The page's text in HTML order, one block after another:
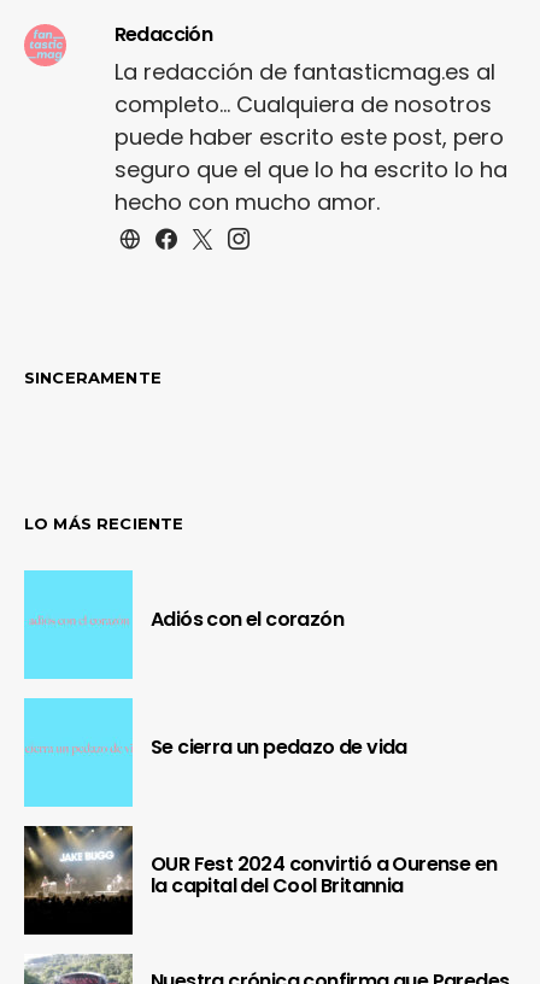
Redacción
La redacción de fantasticmag.es al
completo... Cualquiera de nosotros
puede haber escrito este post, pero
seguro que el que lo ha escrito lo ha
hecho con mucho amor.
SINCERAMENTE
LO MÁS RECIENTE
Adiós con el corazón
Se cierra un pedazo de vida
OUR Fest 2024 convirtió a Ourense en
la capital del Cool Britannia